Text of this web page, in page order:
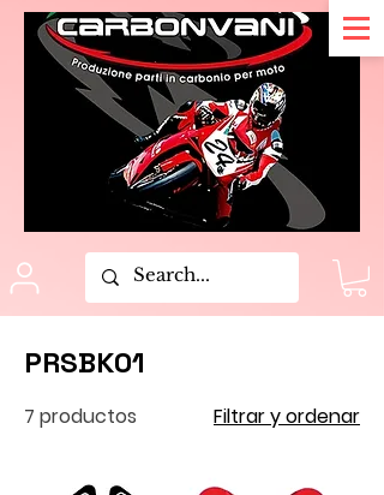
PRSBK01
7 productos Filtrar y ordenar